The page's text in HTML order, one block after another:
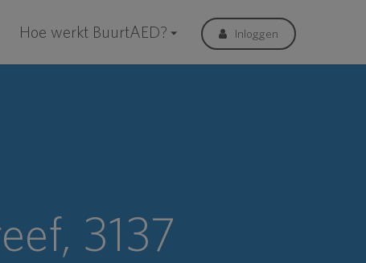
Hoe werkt BuurtAED? Inloggen
3137